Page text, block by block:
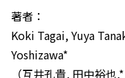
著者：
Koki Tagai, Yuya
Yoshizawa*
（互井孔貴, 田中裕也